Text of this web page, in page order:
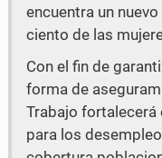
encuentra un
ciento de las
Con el fin de
forma de
Trabajo fortalecerá
para los